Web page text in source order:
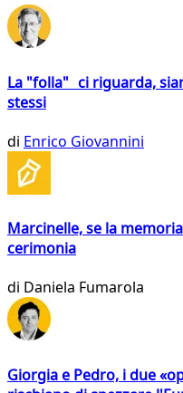
La "folla" ci riguarda,
stessi
di Enrico Giovannini
Marcinelle, se la
cerimonia
di Daniela Fumarola
Giorgia e Pedro, i due